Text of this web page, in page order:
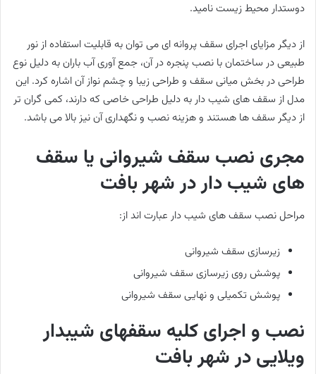
دوستدار محیط زیست نامید.
از دیگر مزایای اجرای سقف پروانه ای می توان به قابلیت استفاده از نور
طبیعی در ساختمان با نصب پنجره در آن، جمع آوری آب باران به دلیل نوع
طراحی در بخش میانی سقف و طراحی زیبا و چشم نواز آن اشاره کرد. این
مدل از سقف های شیب دار به دلیل طراحی خاصی که دارند، کمی گران تر
از دیگر سقف ها هستند و هزینه نصب و نگهداری آن نیز بالا می باشد.
مجری نصب سقف شیروانی یا سقف
های شیب دار در شهر بافت
مراحل نصب سقف های شیب دار عبارت اند از:
زیرسازی سقف شیروانی
پوشش روی زیرسازی سقف شیروانی
پوشش تکمیلی و نهایی سقف شیروانی
نصب و اجرای کلیه سقفهای شیبدار
ویلایی در شهر بافت